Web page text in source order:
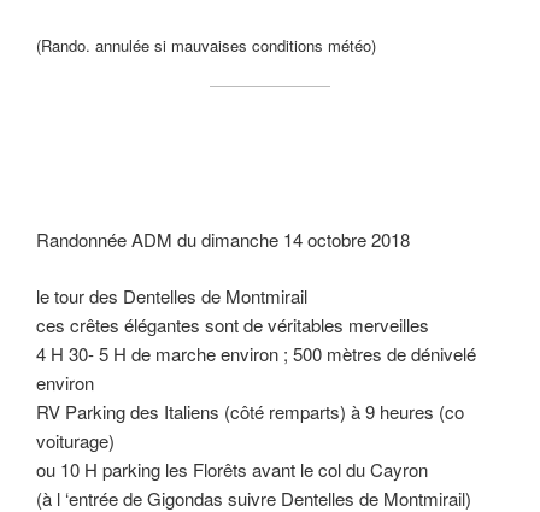
(Rando. annulée si mauvaises conditions météo)
Randonnée ADM du dimanche 14 octobre 2018
le tour des Dentelles de Montmirail
ces crêtes élégantes sont de véritables merveilles
4 H 30- 5 H de marche environ ; 500 mètres de dénivelé
environ
RV Parking des Italiens (côté remparts) à 9 heures (co
voiturage)
ou 10 H parking les Florêts avant le col du Cayron
(à l ‘entrée de Gigondas suivre Dentelles de Montmirail)